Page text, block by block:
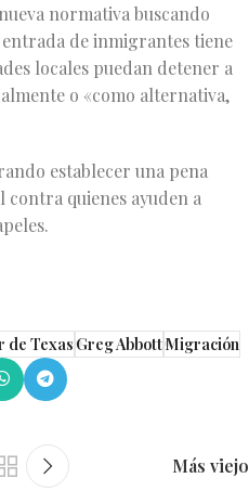
normativa buscando
de inmigrantes tiene
locales puedan detener a
o «como alternativa,
establecer una pena
contra quienes ayuden a
de TexasGreg AbbottMigración
Más viejo